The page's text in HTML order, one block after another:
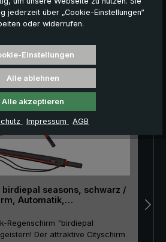
gefallen:
seasons, schwarz /
Regenschirm "birdiepal
Der attraktive Cityschirm
jederzeit über „Cookie-Einstellungen“
oder widerrufen.
Einstellungen
Alle ablehnen
Alle akzeptieren
Impressum AGB